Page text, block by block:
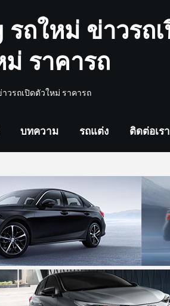
ถใหม่ ข่าวรถ
ราคารถ
วรถเปิดตัวใหม่ ราคารถ
บทความ รถแต่ง ติดต่อเรา